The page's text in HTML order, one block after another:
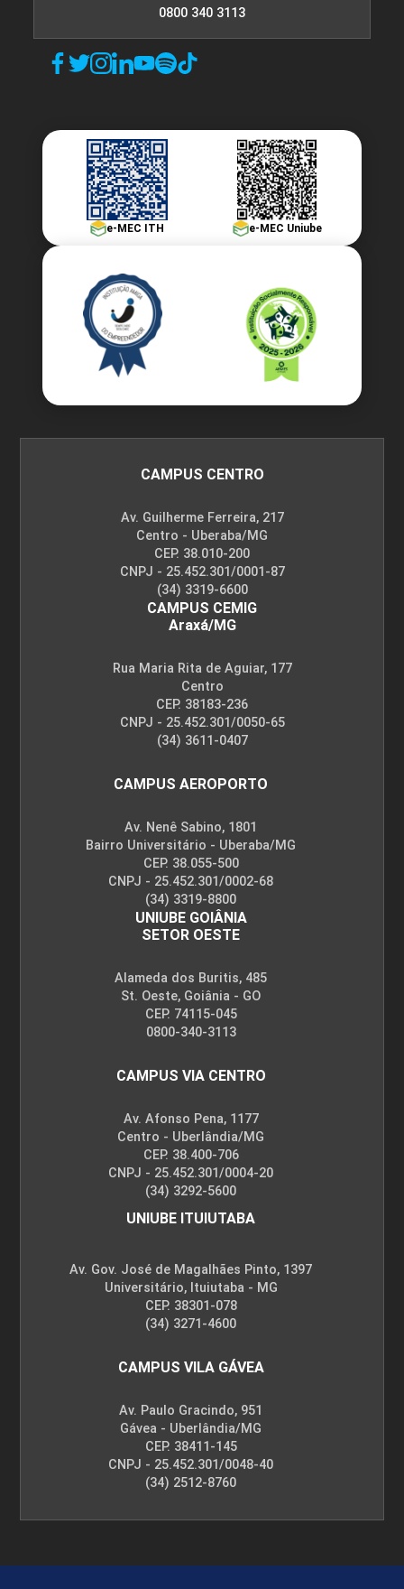
0800 340 3113
e-MEC ITH e-MEC Uniube
CAMPUS CENTRO
Av. Guilherme Ferreira, 217
Centro - Uberaba/MG
CEP. 38.010-200
CNPJ - 25.452.301/0001-87
(34) 3319-6600
CAMPUS CEMIG
Araxá/MG
Rua Maria Rita de Aguiar, 177
Centro
CEP. 38183-236
CNPJ - 25.452.301/0050-65
(34) 3611-0407
CAMPUS AEROPORTO
Av. Nenê Sabino, 1801
Bairro Universitário - Uberaba/MG
CEP. 38.055-500
CNPJ - 25.452.301/0002-68
(34) 3319-8800
UNIUBE GOIÂNIA
SETOR OESTE
Alameda dos Buritis, 485
St. Oeste, Goiânia - GO
CEP. 74115-045
0800-340-3113
CAMPUS VIA CENTRO
Av. Afonso Pena, 1177
Centro - Uberlândia/MG
CEP. 38.400-706
CNPJ - 25.452.301/0004-20
(34) 3292-5600
UNIUBE ITUIUTABA
Av. Gov. José de Magalhães Pinto, 1397
Universitário, Ituiutaba - MG
CEP. 38301-078
(34) 3271-4600
CAMPUS VILA GÁVEA
Av. Paulo Gracindo, 951
Gávea - Uberlândia/MG
CEP. 38411-145
CNPJ - 25.452.301/0048-40
(34) 2512-8760